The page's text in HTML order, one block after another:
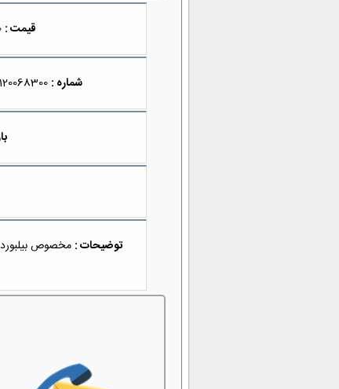
قیمت : 299,900,000
شماره :
توضیحات : مخصوص